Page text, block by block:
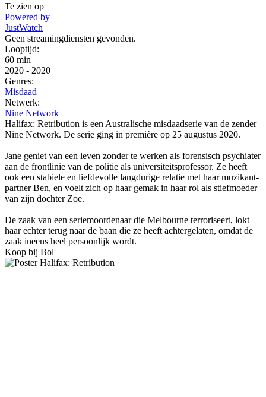
Te zien op
Powered by
JustWatch
Geen streamingdiensten gevonden.
Looptijd:
60 min
2020 - 2020
Genres:
Misdaad
Netwerk:
Nine Network
Halifax: Retribution is een Australische misdaadserie van de zender
Nine Network. De serie ging in première op 25 augustus 2020.
Jane geniet van een leven zonder te werken als forensisch psychiater
aan de frontlinie van de politie als universiteitsprofessor. Ze heeft
ook een stabiele en liefdevolle langdurige relatie met haar muzikant-
partner Ben, en voelt zich op haar gemak in haar rol als stiefmoeder
van zijn dochter Zoe.
De zaak van een seriemoordenaar die Melbourne terroriseert, lokt
haar echter terug naar de baan die ze heeft achtergelaten, omdat de
zaak ineens heel persoonlijk wordt.
Koop bij Bol